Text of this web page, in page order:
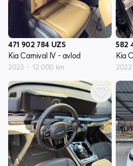
471 902 784 UZS
Kia Carnival IV - avlod
2023 12 000 km
582
Kia
2022